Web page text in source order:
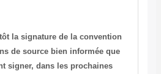
la signature de la convention
de source bien informée que
signer, dans les prochaines